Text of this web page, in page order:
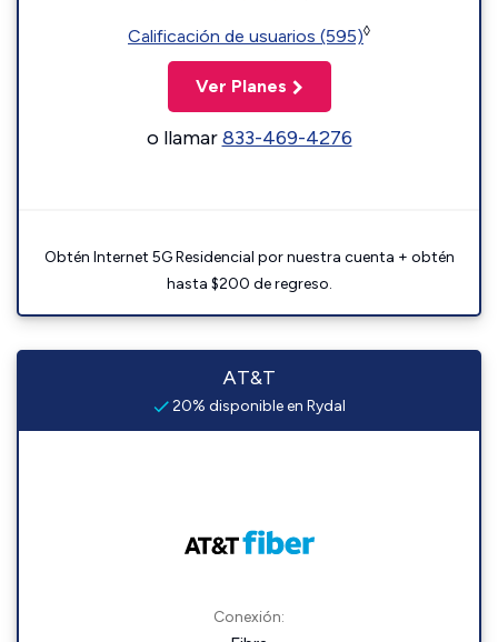
Calificación de usuarios (595)◊
Ver Planes
o llamar833-469-4276
Obtén Internet 5G Residencial por nuestra cuenta + obtén
hasta $200 de regreso.
AT&T
20% disponible en Rydal
Conexión: